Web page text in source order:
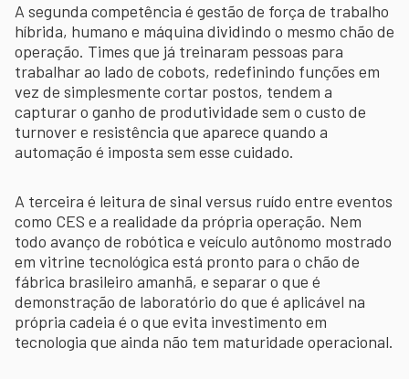
A segunda competência é gestão de força de trabalho
híbrida, humano e máquina dividindo o mesmo chão de
operação. Times que já treinaram pessoas para
trabalhar ao lado de cobots, redefinindo funções em
vez de simplesmente cortar postos, tendem a
capturar o ganho de produtividade sem o custo de
turnover e resistência que aparece quando a
automação é imposta sem esse cuidado.
A terceira é leitura de sinal versus ruído entre eventos
como CES e a realidade da própria operação. Nem
todo avanço de robótica e veículo autônomo mostrado
em vitrine tecnológica está pronto para o chão de
fábrica brasileiro amanhã, e separar o que é
demonstração de laboratório do que é aplicável na
própria cadeia é o que evita investimento em
tecnologia que ainda não tem maturidade operacional.